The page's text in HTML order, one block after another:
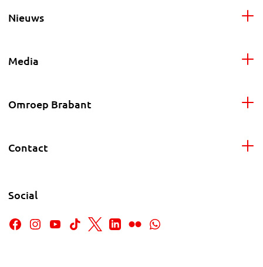
Nieuws
Media
Omroep Brabant
Contact
Social